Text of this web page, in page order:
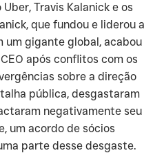
Travis Kalanick e os
que fundou e liderou a
gigante global, acabou
após conflitos com os
sobre a direção
pública, desgastaram
negativamente seu
um acordo de sócios
parte desse desgaste.